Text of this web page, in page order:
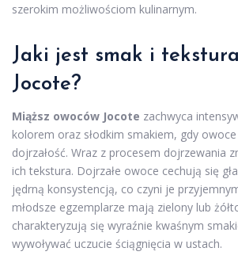
szerokim możliwościom kulinarnym.
Jaki jest smak i
Jocote?
Miąższ owoców Jocote zachwyca
kolorem oraz słodkim smakiem, gdy owoce
dojrzałość. Wraz z procesem dojrzewania
ich tekstura. Dojrzałe owoce cechują się
jędrną konsystencją, co czyni je
młodsze egzemplarze mają zielony lub
charakteryzują się wyraźnie kwaśnym
wywoływać uczucie ściągnięcia w ustach.